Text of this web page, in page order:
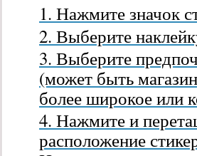
Нажмите значок
Выберите
Выберите
(может быть
более широкое или
Нажмите и
расположение